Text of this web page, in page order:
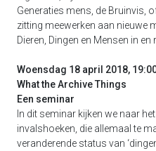
Generaties mens, de Bruinvis,
zitting meewerken aan nieuwe
Dieren, Dingen en Mensen in en
Woensdag 18 april 2018,
What the Archive Things
Een seminar
In dit seminar kijken we naar
invalshoeken, die allemaal te
veranderende status van